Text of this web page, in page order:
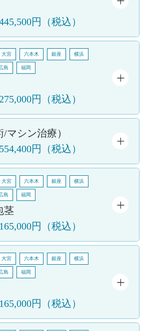
円 （税込）
大宮 六本木 銀座 横浜
島 福岡
275,000円 （税込）
マシン治療）
554,400円 （税込）
大宮 六本木 銀座 横浜
島 福岡
茎
165,000円 （税込）
大宮 六本木 銀座 横浜
島 福岡
165,000円 （税込）